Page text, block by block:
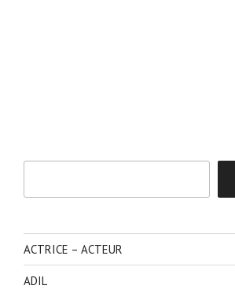
ACTRICE – ACTEUR
ADIL